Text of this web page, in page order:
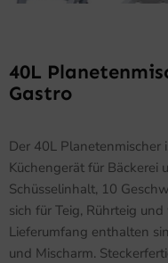
40L
Gastro
Der 40L Planetenmischer
Küchengerät für Bäckerei
Schüsselinhalt, 10
sich für Teig, Rührteig
Lieferumfang enthalten
und Mischarm.